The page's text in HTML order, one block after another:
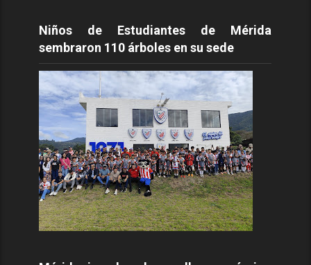
Niños de Estudiantes de Mérida
sembraron 110 árboles en su sede